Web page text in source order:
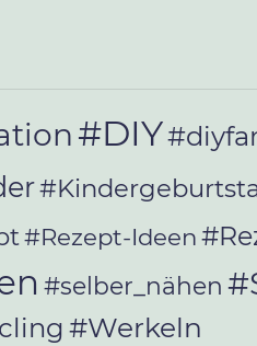
#DIY
#Rezept-Ideen
#selber_nähen
#Werkeln